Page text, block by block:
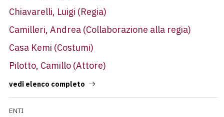
Chiavarelli, Luigi (Regia)
Camilleri, Andrea (Collaborazione alla regia)
Casa Kemi (Costumi)
Pilotto, Camillo (Attore)
vedi elenco completo
ENTI